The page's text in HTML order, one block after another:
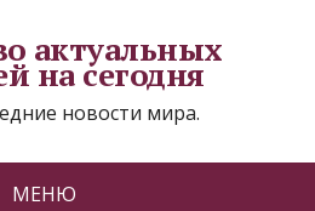
актуальных
на сегодня
новости мира.
МЕНЮ